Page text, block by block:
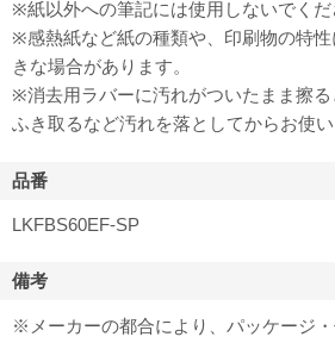
※紙以外への筆記には使用しないでくだ
※感熱紙など紙の種類や、印刷物の特
きな場合があります。
※消去用ラバーに汚れがついたまま擦る
ふき取るなど汚れを落としてからお使い
品番
LKFBS60EF-SP
備考
※メーカーの都合により、パッケージ